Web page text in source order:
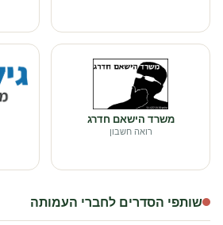
משרד הישאם חדרג
רואה חשבון
שותפי הסדרים לחברי העמותה